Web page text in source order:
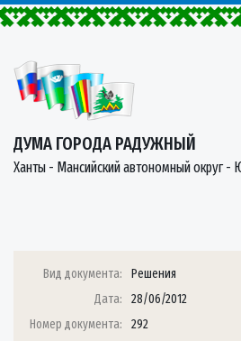
ДУМА ГОРОДА РАДУЖНЫЙ
Ханты - Мансийский автономный округ -
Вид документа:
Решения
Дата:
28/06/2012
Номер документа:
292